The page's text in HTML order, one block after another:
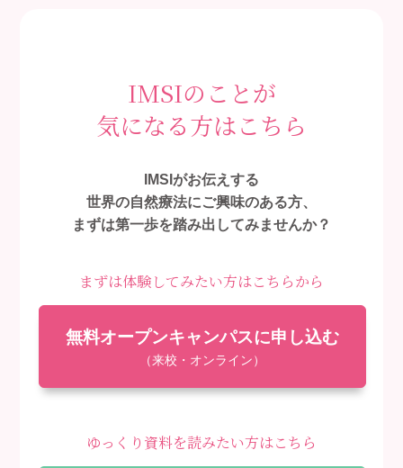
IMSIのことが
気になる方はこちら
IMSIがお伝えする
世界の自然療法にご興味のある方、
まずは第一歩を踏み出してみませんか？
まずは体験してみたい方はこちらから
無料オープンキャンパスに申し込む
（来校・オンライン）
ゆっくり資料を読みたい方はこちら